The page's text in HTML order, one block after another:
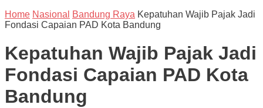
Home Nasional Bandung Raya Kepatuhan Wajib Pajak Jadi
Fondasi Capaian PAD Kota Bandung
Kepatuhan Wajib Pajak Jadi
Fondasi Capaian PAD Kota
Bandung